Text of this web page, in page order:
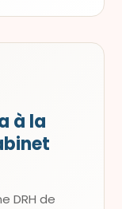
à la
DRH de